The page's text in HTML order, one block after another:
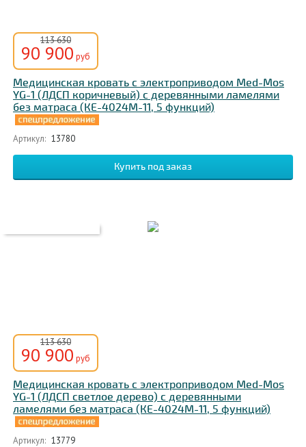
113 630
90 900 руб
Медицинская кровать с электроприводом Med-Mos
YG-1 (ЛДСП коричневый) с деревянными ламелями
без матраса (КЕ-4024М-11, 5 функций)
Артикул: 13780
113 630
90 900 руб
Медицинская кровать с электроприводом Med-Mos
YG-1 (ЛДСП светлое дерево) с деревянными
ламелями без матраса (КЕ-4024М-11, 5 функций)
Артикул: 13779